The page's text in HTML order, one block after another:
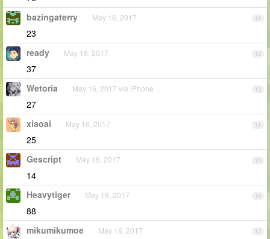
11
bazingaterry May 16, 2017
23
12
ready May 16, 2017
37
13
Wetoria May 16, 2017 via iPhone
27
14
xiaoai May 16, 2017
25
15
Gescript May 16, 2017
14
16
Heavytiger May 16, 2017
88
17
mikumikumoe May 16, 2017